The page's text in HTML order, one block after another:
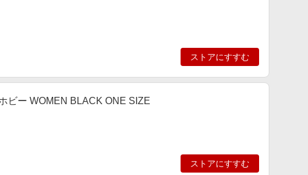
ストアにすすむ
ビー WOMEN BLACK ONE SIZE
ストアにすすむ